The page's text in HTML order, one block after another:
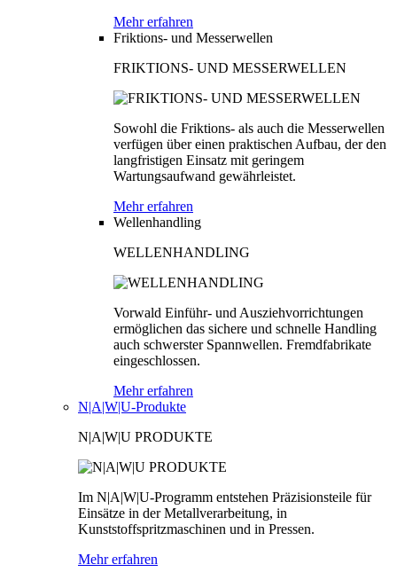
Mehr erfahren
Friktions- und Messerwellen
FRIKTIONS- UND MESSERWELLEN
Sowohl die Friktions- als auch die Messerwellen
verfügen über einen praktischen Aufbau, der den
langfristigen Einsatz mit geringem
Wartungsaufwand gewährleistet.
Mehr erfahren
Wellenhandling
WELLENHANDLING
Vorwald Einführ- und Ausziehvorrichtungen
ermöglichen das sichere und schnelle Handling
auch schwerster Spannwellen. Fremdfabrikate
eingeschlossen.
Mehr erfahren
N|A|W|U-Produkte
N|A|W|U PRODUKTE
Im N|A|W|U-Programm entstehen Präzisionsteile für
Einsätze in der Metallverarbeitung, in
Kunststoffspritzmaschinen und in Pressen.
Mehr erfahren